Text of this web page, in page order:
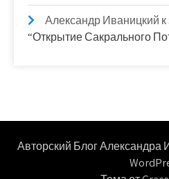
Александр Иваницкий
“Открытие Сакрального
Авторский Блог Александра